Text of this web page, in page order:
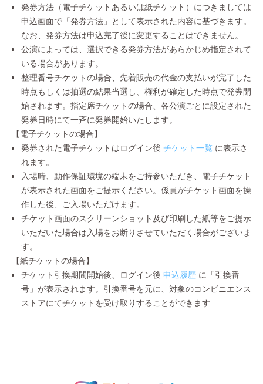
発券方法（電子チケットあるいは紙チケット）につきましては
申込画面で「発券方法」として表示された内容に基づきます。
なお、発券方法は申込完了後に変更することはできません。
公演によっては、選択できる発券方法があらかじめ指定されて
いる場合があります。
整理番号チケットの場合、先着販売の代金の支払いが完了した
時点もしくは抽選の結果当選し、権利が確定した時点で発券開
始されます。指定席チケットの場合、各公演ごとに設定された
発券日時にて一斉に発券開始いたします。
【電子チケットの場合】
発券された電子チケットはログイン後 チケット一覧 に表示さ
れます。
入場時、動作保証環境の端末をご持参いただき、電子チケット
が表示された画面をご提示ください。係員がチケット画面を操
作した後、ご入場いただけます。
チケット画面のスクリーンショット及び印刷した紙等をご提示
いただいた場合は入場をお断りさせていただく場合がございま
す。
【紙チケットの場合】
チケット引換期間開始後、ログイン後 申込履歴 に「引換番
号」が表示されます。引換番号を元に、対象のコンビニエンス
ストアにてチケットを受け取りすることができます